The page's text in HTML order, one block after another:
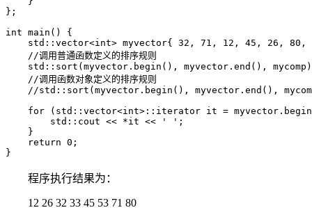
};
int main() {
std::vector<int> myvector{ 32, 71, 12, 45, 26, 80,
    //调用普通函数定义的排序规则
std::sort(myvector.begin(), myvector.end(),
    //调用函数对象定义的排序规则
//std::sort(myvector.begin(), myvector.end(),
for (std::vector<int>::iterator it =
        std::cout << *it << ' ';
    }
    return 0;
}
程序执行结果为：
12 26 32 33 45 53 71 80